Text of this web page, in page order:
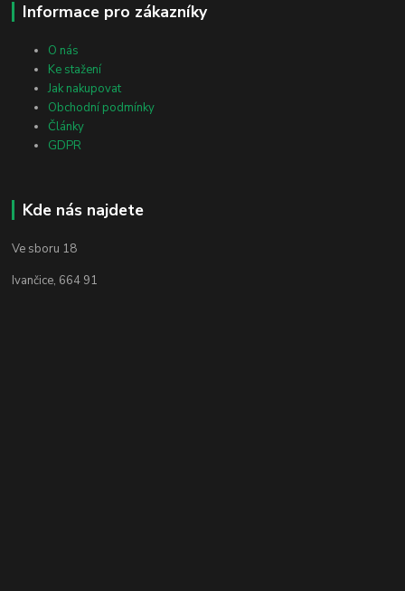
Informace pro zákazníky
O nás
Ke stažení
Jak nakupovat
Obchodní podmínky
Články
GDPR
Kde nás najdete
Ve sboru 18
Ivančice, 664 91